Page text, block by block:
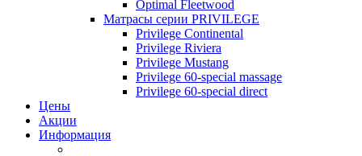
Optimal Fleetwood
Матрасы серии PRIVILEGE
Privilege Continental
Privilege Riviera
Privilege Mustang
Privilege 60-special massage
Privilege 60-special direct
Цены
Акции
Информация